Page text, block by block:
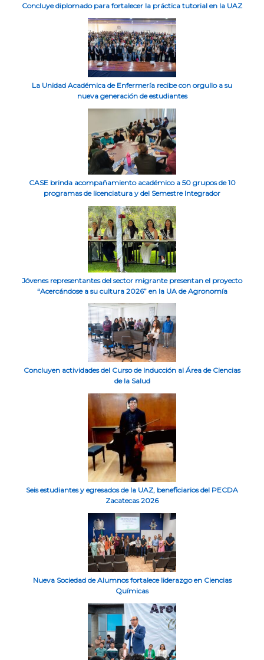
Concluye diplomado para fortalecer la práctica tutorial en la UAZ
La Unidad Académica de Enfermería recibe con orgullo a su
nueva generación de estudiantes
CASE brinda acompañamiento académico a 50 grupos de 10
programas de licenciatura y del Semestre Integrador
Jóvenes representantes del sector migrante presentan el proyecto
“Acercándose a su cultura 2026” en la UA de Agronomía
Concluyen actividades del Curso de Inducción al Área de Ciencias
de la Salud
Seis estudiantes y egresados de la UAZ, beneficiarios del PECDA
Zacatecas 2026
Nueva Sociedad de Alumnos fortalece liderazgo en Ciencias
Químicas